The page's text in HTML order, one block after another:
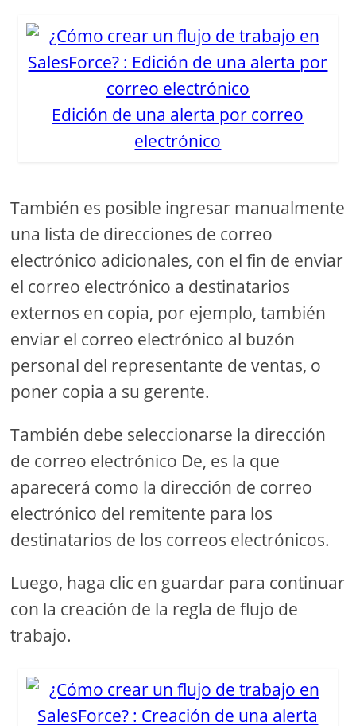
Edición de una alerta por correo
electrónico
También es posible ingresar manualmente
una lista de direcciones de correo
electrónico adicionales, con el fin de enviar
el correo electrónico a destinatarios
externos en copia, por ejemplo, también
enviar el correo electrónico al buzón
personal del representante de ventas, o
poner copia a su gerente.
También debe seleccionarse la dirección
de correo electrónico De, es la que
aparecerá como la dirección de correo
electrónico del remitente para los
destinatarios de los correos electrónicos.
Luego, haga clic en guardar para continuar
con la creación de la regla de flujo de
trabajo.